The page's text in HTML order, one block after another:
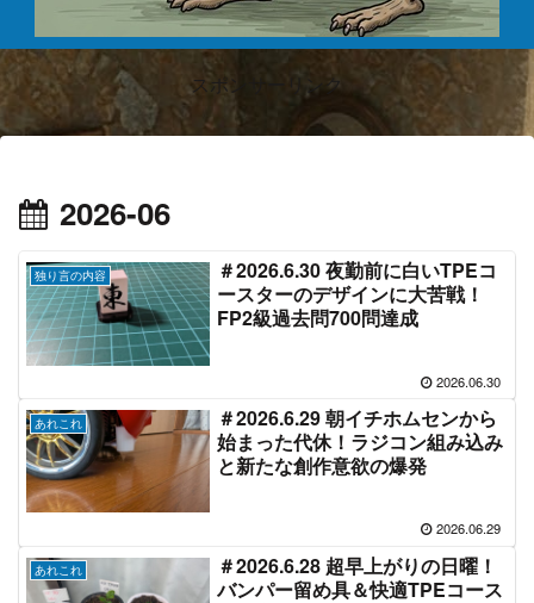
スポンサーリンク
2026-06
独り言の内容
＃2026.6.30 夜勤前に白いTPEコ
ースターのデザインに大苦戦！
FP2級過去問700問達成
2026.06.30
あれこれ
＃2026.6.29 朝イチホムセンから
始まった代休！ラジコン組み込み
と新たな創作意欲の爆発
2026.06.29
あれこれ
＃2026.6.28 超早上がりの日曜！
バンパー留め具＆快適TPEコース